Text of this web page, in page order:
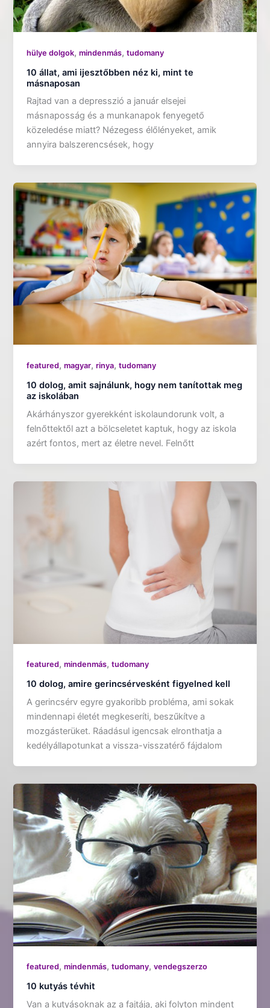
hülye dolgok,mindenmás,tudomany
10 állat, ami ijesztőbben néz ki, mint te
másnaposan
Rajtad van a depresszió a január elsejei
másnaposság és a munkanapok fenyegető
közeledése miatt? Nézegess élőlényeket, amik
annyira balszerencsések, hogy
featured,magyar,rinya,tudomany
10 dolog, amit sajnálunk, hogy nem tanítottak meg
az iskolában
Akárhányszor gyerekként iskolaundorunk volt, a
felnőttektől azt a bölcseletet kaptuk, hogy az iskola
azért fontos, mert az életre nevel. Felnőtt
featured,mindenmás,tudomany
10 dolog, amire gerincsérvesként figyelned kell
A gerincsérv egyre gyakoribb probléma, ami sokak
mindennapi életét megkeseríti, beszűkítve a
mozgásterüket. Ráadásul igencsak elronthatja a
kedélyállapotunkat a vissza-visszatérő fájdalom
featured,mindenmás,tudomany,vendegszerzo
10 kutyás tévhit
Van a kutyásoknak az a fajtája, aki folyton mindent